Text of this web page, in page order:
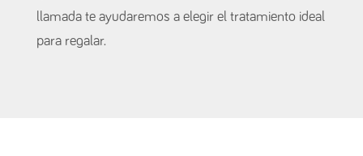
llamada te ayudaremos a elegir el tratamiento ideal
para regalar.